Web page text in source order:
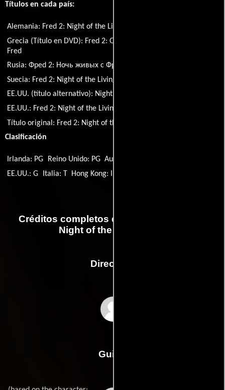
Títulos en cada país:
Alemania: Fred 2: Night of the Living Fred
Grecia (Título en DVD): Fred 2: Oi stoiheiomenes nyhtes tou
Fred
Rusia:Фреd 2: Ночь живых с Фреdом
Suecia: Fred 2: Night of the Living Fred
EE.UU. (título alternativo): Night of the Living Fred
EE.UU.: Fred 2: Night of the Living Fred
Título original: Fred 2: Night of the Living Fred
Clasificación
Irlanda: PG Reino Unido: PG Australia: G
EE.UU.: G
Italia: T Hong Kong: I
Créditos completos de la película Fred 2:
Night of the Living Fred
Dirección
Guión